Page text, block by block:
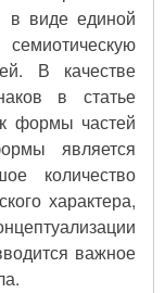
в виде единой
В качестве
в статье
формы частей
является
количество
характера,
важное